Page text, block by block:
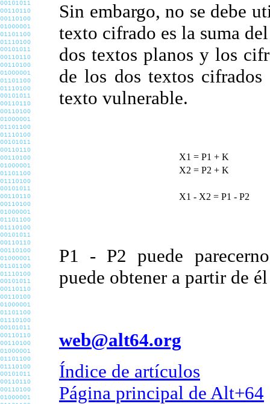
Sin embargo, no se debe
texto cifrado es la suma
dos textos planos y los
de los dos textos
texto vulnerable.
X1 = P1 + K
X2 = P2 + K
X1 - X2 = P1 - P2
P1 - P2 puede
puede obtener a partir de
web@alt64.org
Índice de artículos
Página principal de Alt+64